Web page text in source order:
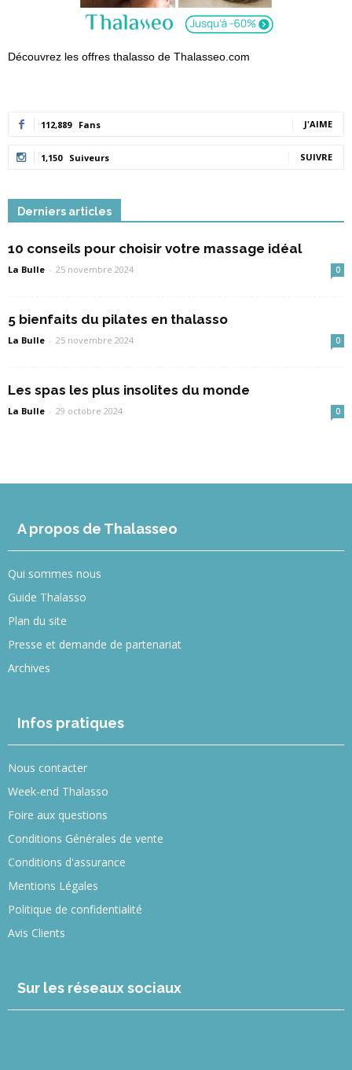
Découvrez les offres thalasso de Thalasseo.com
112,889 Fans J'AIME
1,150 Suiveurs SUIVRE
Derniers articles
10 conseils pour choisir votre massage idéal
La Bulle - 25 novembre 2024 0
5 bienfaits du pilates en thalasso
La Bulle - 25 novembre 2024 0
Les spas les plus insolites du monde
La Bulle - 29 octobre 2024 0
A propos de Thalasseo
Qui sommes nous
Guide Thalasso
Plan du site
Presse et demande de partenariat
Archives
Infos pratiques
Nous contacter
Week-end Thalasso
Foire aux questions
Conditions Générales de vente
Conditions d'assurance
Mentions Légales
Politique de confidentialité
Avis Clients
Sur les réseaux sociaux